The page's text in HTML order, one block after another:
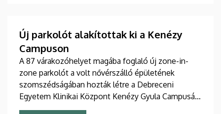
Új parkolót alakítottak ki a Kenézy
Campuson
A 87 várakozóhelyet magába foglaló új zone-in-
zone parkolót a volt nővérszálló épületének
szomszédságában hozták létre a Debreceni
Egyetem Klinikai Központ Kenézy Gyula Campusán.
Az új területet várhatóan augusztusban nyitják meg